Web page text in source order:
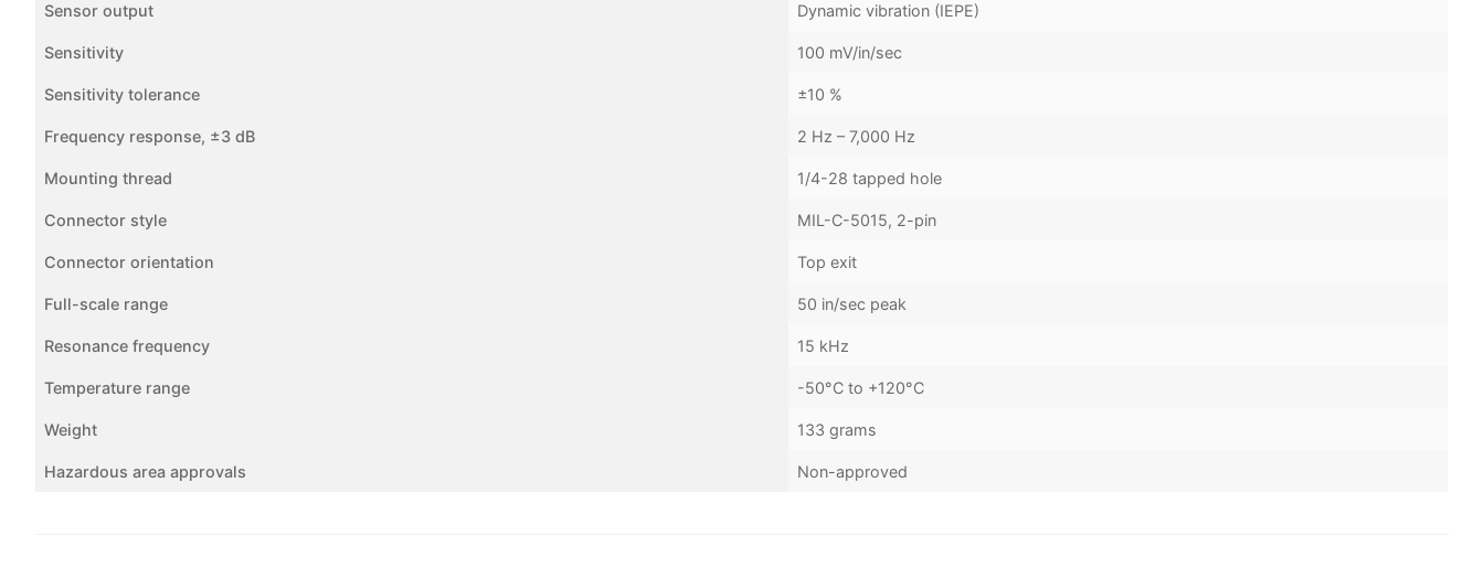
Sensor output Dynamic vibration (IEPE)
Sensitivity 100 mV/in/sec
Sensitivity tolerance ±10 %
Frequency response, ±3 dB 2 Hz – 7,000 Hz
Mounting thread 1/4-28 tapped hole
Connector style MIL-C-5015, 2-pin
Connector orientation Top exit
Full-scale range 50 in/sec peak
Resonance frequency 15 kHz
Temperature range -50°C to +120°C
Weight 133 grams
Hazardous area approvals Non-approved